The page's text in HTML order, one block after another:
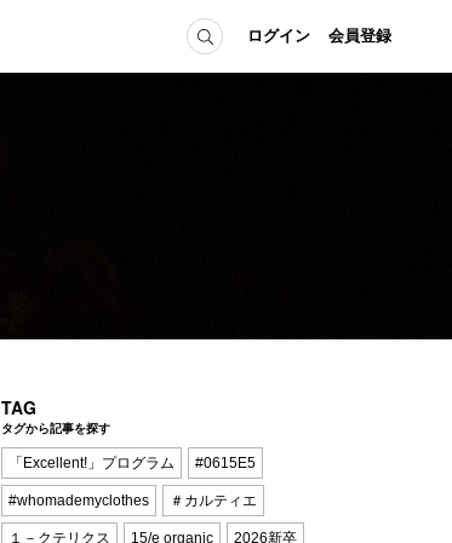
ログイン 会員登録
TAG
タグから記事を探す
「Excellent!」プログラム #0615E5
#whomademyclothes ＃カルティエ
１－クテリクス 15/e organic 2026新卒